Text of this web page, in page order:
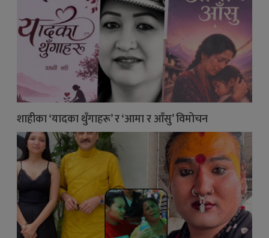
शाहीका ‘यादका थुँगाहरू’ र ‘आमा र आँसु’ विमोचन